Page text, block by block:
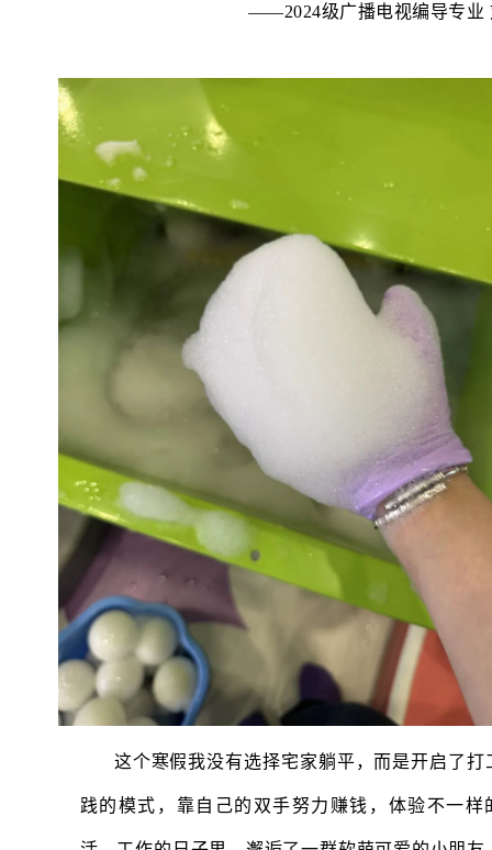
——2024级广播电视编导专业
这个寒假我没有选择宅家躺平，而是开启了打
践的模式，靠自己的双手努力赚钱，体验不一样